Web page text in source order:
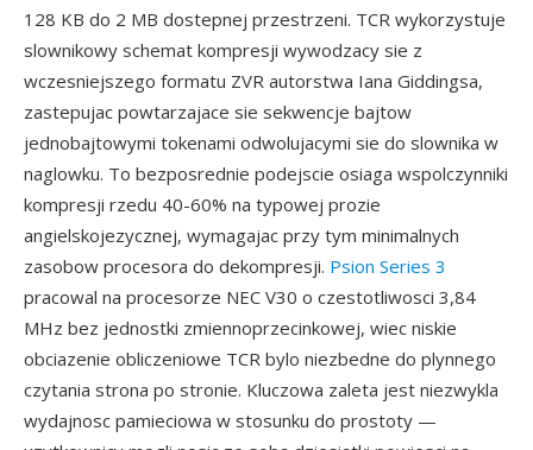
128 KB do 2 MB dostepnej przestrzeni. TCR wykorzystuje
slownikowy schemat kompresji wywodzacy sie z
wczesniejszego formatu ZVR autorstwa Iana Giddingsa,
zastepujac powtarzajace sie sekwencje bajtow
jednobajtowymi tokenami odwolujacymi sie do slownika w
naglowku. To bezposrednie podejscie osiaga wspolczynniki
kompresji rzedu 40-60% na typowej prozie
angielskojezycznej, wymagajac przy tym minimalnych
zasobow procesora do dekompresji. Psion Series 3
pracowal na procesorze NEC V30 o czestotliwosci 3,84
MHz bez jednostki zmiennoprzecinkowej, wiec niskie
obciazenie obliczeniowe TCR bylo niezbedne do plynnego
czytania strona po stronie. Kluczowa zaleta jest niezwykla
wydajnosc pamieciowa w stosunku do prostoty —